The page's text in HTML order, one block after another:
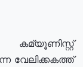
കമ്യൂണിസ്റ്റ്
വേലിക്കകത്ത്